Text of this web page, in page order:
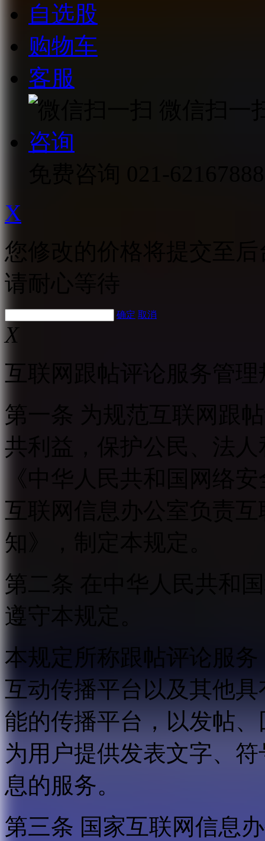
自选股
购物车
客服
咨询
X
您修改的价格将提交至
请耐心等待
确定 取消
X
互联网跟帖评论服务管理
第一条 为规范互联网跟
共利益，保护公民、法
《中华人民共和国网络
互联网信息办公室负责
知》，制定本规定。
第二条 在中华人民共和
遵守本规定。
本规定所称跟帖评论服
互动传播平台以及其他
能的传播平台，以发帖
为用户提供发表文字、
息的服务。
第三条 国家互联网信息